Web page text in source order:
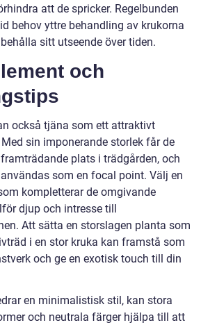
att de spricker. Regelbunden
behov yttre behandling av krukorna
sitt utseende över tiden.
och
också tjäna som ett attraktivt
sin imponerande storlek får de
plats i trädgården, och
som en focal point. Välj en
kompletterar de omgivande
djup och intresse till
Att sätta en storslagen planta som
i en stor kruka kan framstå som
och ge en exotisk touch till din
en minimalistisk stil, kan stora
och neutrala färger hjälpa till att